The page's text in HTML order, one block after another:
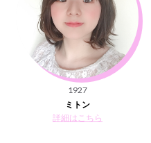
1927
ミトン
詳細はこちら